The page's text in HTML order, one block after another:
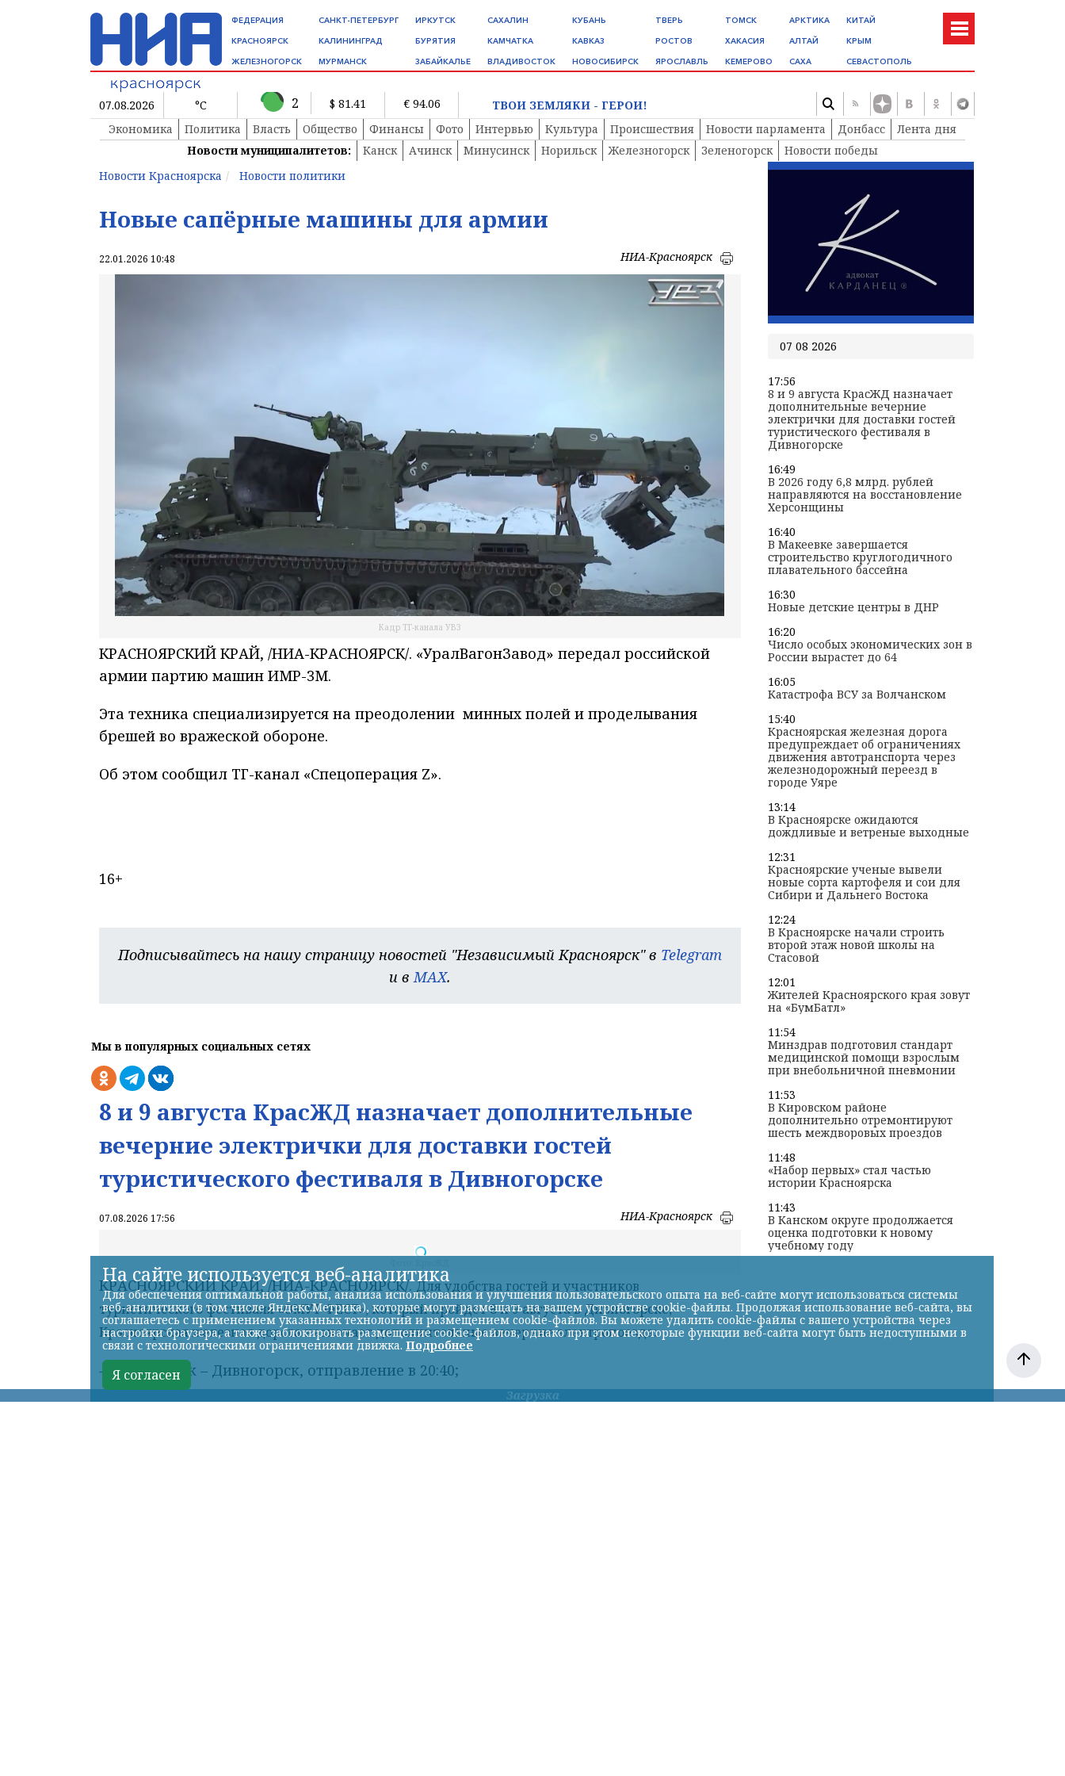
ФЕДЕРАЦИЯ
КРАСНОЯРСК
ЖЕЛЕЗНОГОРСК
САНКТ-ПЕТЕРБУРГ
КАЛИНИНГРАД
МУРМАНСК
ИРКУТСК
БУРЯТИЯ
ЗАБАЙКАЛЬЕ
САХАЛИН
КАМЧАТКА
ВЛАДИВОСТОК
КУБАНЬ
КАВКАЗ
НОВОСИБИРСК
ТВЕРЬ
РОСТОВ
ЯРОСЛАВЛЬ
ТОМСК
ХАКАСИЯ
КЕМЕРОВО
АРКТИКА
АЛТАЙ
САХА
КИТАЙ
КРЫМ
СЕВАСТОПОЛЬ
07.08.2026 °C 2 $ 81.41 € 94.06
ТВОИ ЗЕМЛЯКИ - ГЕРОИ!
Экономика
Политика Власть Общество Финансы Фото Интервью Культура Происшествия Новости парламента Донбасс
Лента дня
Новости муниципалитетов:
Канск Ачинск Минусинск Норильск Железногорск Зеленогорск
Новости победы
Новости Красноярска
Новости политики
Новые сапёрные машины для армии
22.01.2026 10:48 НИА-Красноярск
Кадр ТГ-канала УВЗ
КРАСНОЯРСКИЙ КРАЙ, /НИА-КРАСНОЯРСК/. «УралВагонЗавод» передал российской
армии партию машин ИМР-3М.
Эта техника специализируется на преодолении минных полей и проделывания
брешей во вражеской обороне.
Об этом сообщил ТГ-канал «Спецоперация Z».
16+
Подписывайтесь на нашу страницу новостей "Независимый Красноярск" в Telegram
и вMAX.
Мы в популярных социальных сетях
8 и 9 августа КрасЖД назначает дополнительные
вечерние электрички для доставки гостей
туристического фестиваля в Дивногорске
07.08.2026 17:56 НИА-Красноярск
07 08 2026
17:56
8 и 9 августа КрасЖД назначает
дополнительные вечерние
электрички для доставки гостей
туристического фестиваля в
Дивногорске
16:49
В 2026 году 6,8 млрд. рублей
направляются на восстановление
Херсонщины
16:40
В Макеевке завершается
строительство круглогодичного
плавательного бассейна
16:30
Новые детские центры в ДНР
16:20
Число особых экономических зон в
России вырастет до 64
16:05
Катастрофа ВСУ за Волчанском
15:40
Красноярская железная дорога
предупреждает об ограничениях
движения автотранспорта через
железнодорожный переезд в
городе Уяре
13:14
В Красноярске ожидаются
дождливые и ветреные выходные
12:31
Красноярские ученые вывели
новые сорта картофеля и сои для
Сибири и Дальнего Востока
12:24
В Красноярске начали строить
второй этаж новой школы на
Стасовой
12:01
Жителей Красноярского края зовут
на «БумБатл»
11:54
Минздрав подготовил стандарт
медицинской помощи взрослым
при внебольничной пневмонии
11:53
В Кировском районе
дополнительно отремонтируют
шесть междворовых проездов
11:48
«Набор первых» стал частью
истории Красноярска
11:43
В Канском округе продолжается
оценка подготовки к новому
учебному году
На сайте используется веб-аналитика
Для обеспечения оптимальной работы, анализа использования и улучшения пользовательского опыта на веб-сайте могут использоваться системы
веб-аналитики (в том числе Яндекс.Метрика), которые могут размещать на вашем устройстве cookie-файлы. Продолжая использование веб-сайта, вы
соглашаетесь с применением указанных технологий и размещением cookie-файлов. Вы можете удалить cookie-файлы с вашего устройства через
настройки браузера, а также заблокировать размещение cookie-файлов, однако при этом некоторые функции веб-сайта могут быть недоступными в
связи с технологическими ограничениями движка. Подробнее
Я согласен